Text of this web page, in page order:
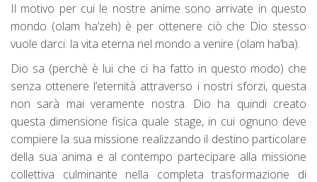
Il motivo per cui le nostre anime sono arrivate in questo
mondo (olam ha’zeh) è per ottenere ciò che Dio stesso
vuole darci: la vita eterna nel mondo a venire (olam ha’ba).
Dio sa (perchè è lui che ci ha fatto in questo modo) che
senza ottenere l’eternità attraverso i nostri sforzi, questa
non sarà mai veramente nostra. Dio ha quindi creato
questa dimensione fisica quale stage, in cui ognuno deve
compiere la sua missione realizzando il destino particolare
della sua anima e al contempo partecipare alla missione
collettiva culminante nella completa trasformazione di